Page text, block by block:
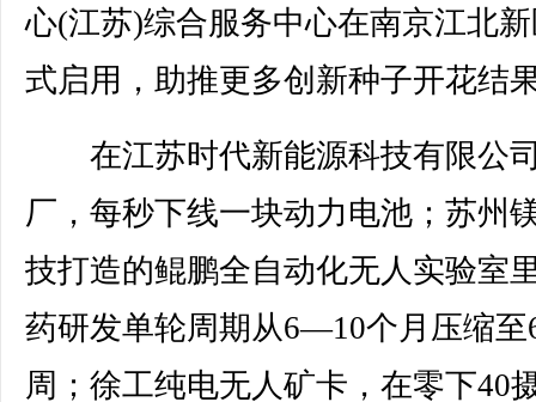
心(江苏)综合服务中心在南京江北
式启用，助推更多创新种子开花结
在江苏时代新能源科技有限公
厂，每秒下线一块动力电池；苏州
技打造的鲲鹏全自动化无人实验室
药研发单轮周期从6—10个月压缩
周；徐工纯电无人矿卡，在零下40